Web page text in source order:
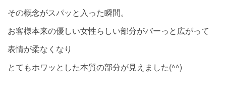
その概念がスパッと入った瞬間。
お客様本来の優しい女性らしい部分がバーっと広がって
表情が柔なくなり
とてもホワッとした本質の部分が見えました(^^)